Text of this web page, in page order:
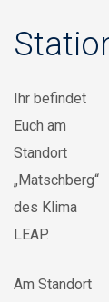
Ihr befindet
Euch am
Standort
„Matschberg“
des Klima
LEAP.
Am Standort